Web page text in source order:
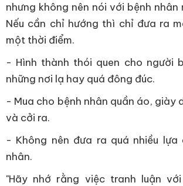
nhưng không nên nói với bệnh nhân
Nếu cần chỉ hướng thì chỉ đưa ra
một thời điểm.
- Hình thành thói quen cho người
những nơi lạ hay quá đông đúc.
- Mua cho bệnh nhân quần áo, giày
và cởi ra.
- Không nên đưa ra quá nhiều lựa
nhân.
"Hãy nhớ rằng việc tranh luận